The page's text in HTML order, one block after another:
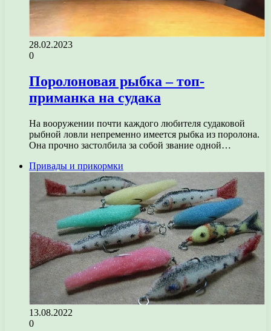
28.02.2023
0
Поролоновая рыбка – топ-
приманка на судака
На вооружении почти каждого любителя судаковой
рыбной ловли непременно имеется рыбка из поролона.
Она прочно застолбила за собой звание одной…
Привады и прикормки
13.08.2022
0